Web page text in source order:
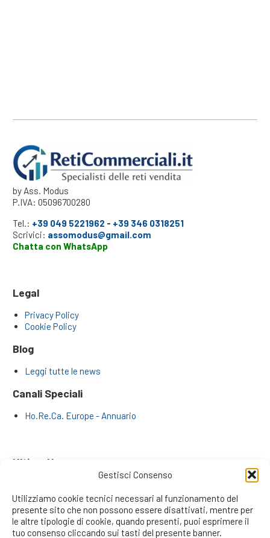
Gestisci Consenso
Utilizziamo cookie tecnici necessari al funzionamento del
presente sito che non possono essere disattivati, mentre per
le altre tipologie di cookie, quando presenti, puoi esprimere il
tuo consenso cliccando sui tasti del presente banner.
by Ass. Modus
P.IVA: 05096700280
Tel.: +39 049 5221962 - +39 346 0318251
Scrivici: assomodus@gmail.com
Chatta con WhatsApp
Legal
Privacy Policy
Cookie Policy
Blog
Leggi tutte le news
Canali Speciali
Ho.Re.Ca. Europe - Annuario
Ultime News
Professionisti di Reticommerciali.it
La Rivoluzione degli Inside Sales: L’Era dei Venditori da
Remoto e la Risposta Strategica di RetiCommerciali.it
Il Recruiting Informativo, Formativo e Motivazionale: Il